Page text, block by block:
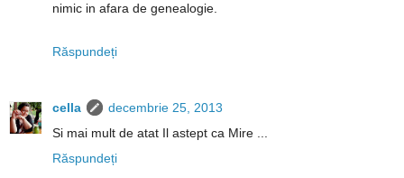
nimic in afara de genealogie.
Răspundeți
cella
decembrie 25, 2013
Si mai mult de atat Il astept ca Mire ...
Răspundeți